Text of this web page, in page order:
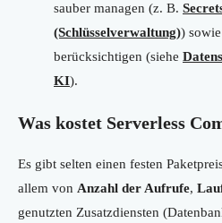
sauber managen (z. B.
(Schlüsselverwaltung))
berücksichtigen (siehe
KI).
Was kostet Serverless
Es gibt selten einen festen
allem von Anzahl der Aufrufe,
genutzten Zusatzdiensten